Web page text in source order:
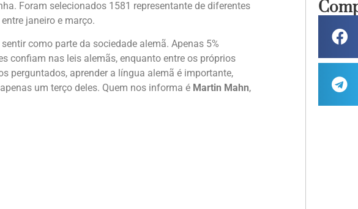
Foram selecionados 1581 representante de diferentes
janeiro e março.
como parte da sociedade alemã. Apenas 5%
confiam nas leis alemãs, enquanto entre os próprios
perguntados, aprender a língua alemã é importante,
um terço deles. Quem nos informa é Martin Mahn,